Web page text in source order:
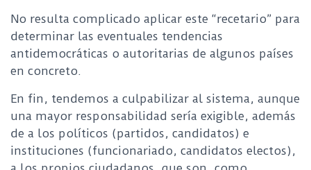
No resulta complicado aplicar este “recetario” para
determinar las eventuales tendencias
antidemocráticas o autoritarias de algunos países
en concreto.
En fin, tendemos a culpabilizar al sistema, aunque
una mayor responsabilidad sería exigible, además
de a los políticos (partidos, candidatos) e
instituciones (funcionariado, candidatos electos),